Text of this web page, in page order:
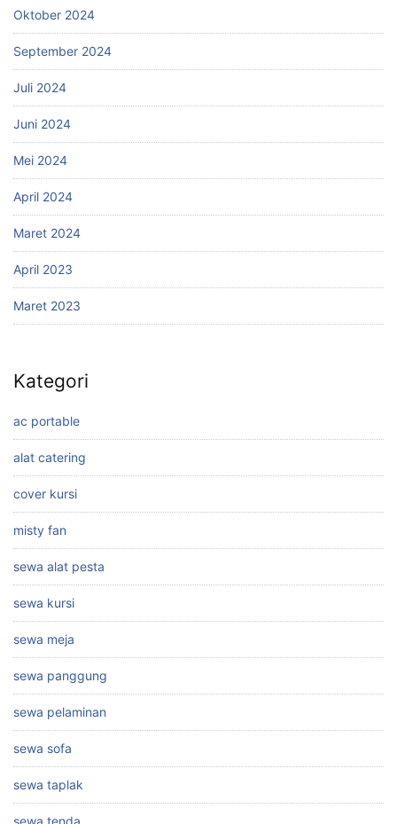
Oktober 2024
September 2024
Juli 2024
Juni 2024
Mei 2024
April 2024
Maret 2024
April 2023
Maret 2023
Kategori
ac portable
alat catering
cover kursi
misty fan
sewa alat pesta
sewa kursi
sewa meja
sewa panggung
sewa pelaminan
sewa sofa
sewa taplak
sewa tenda